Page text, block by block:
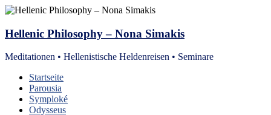
Zum
springen
Hellenic Philosophy – Nona Simakis
Meditationen • Hellenistische Heldenreisen • Seminare
Menü
Startseite
Parousia
Symploké
Odysseus